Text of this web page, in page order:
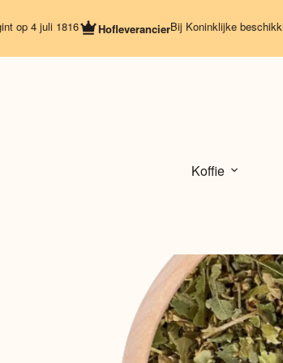
naar
4 juli 1816 HofleverancierBij Koninklijke beschikking
Koffie